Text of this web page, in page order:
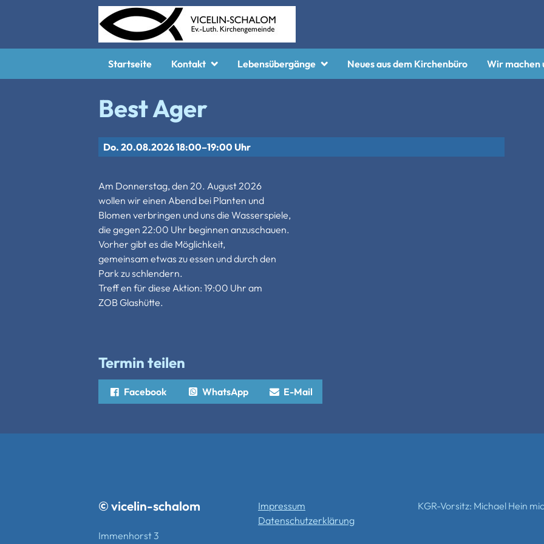
Startseite Kontakt Lebensübergänge
Taufe
Bestattung
Aufnahme/Wiederaufnahme
Neues aus dem Kirchenbüro Wir machen
Best Ager
Do. 20.08.2026 18:00–19:00 Uhr
Am Donnerstag, den 20. August 2026
wollen wir einen Abend bei Planten und
Blomen verbringen und uns die Wasserspiele,
die gegen 22:00 Uhr beginnen anzuschauen.
Vorher gibt es die Möglichkeit,
gemeinsam etwas zu essen und durch den
Park zu schlendern.
Treff en für diese Aktion: 19:00 Uhr am
ZOB Glashütte.
Termin teilen
Facebook WhatsApp E-Mail
© vicelin-schalom
Immenhorst 3
Impressum
Datenschutzerklärung
KGR-Vorsitz: Michael Hein